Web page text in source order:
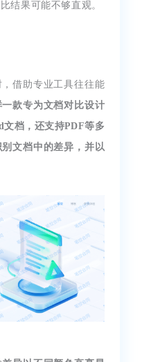
结果可能不够直观。
借助专业工具往往能
款专为文档对比设计
档，还支持PDF等多
文档中的差异，并以